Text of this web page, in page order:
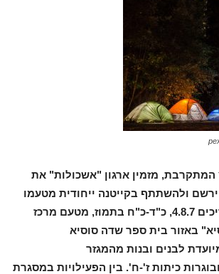
מזמין ארגון "אשכולות" את
ולהשתתף בקייטנה ייחודית מטעמו
התתקיים בין התאריכים 4.8.7, כ"ד-כ"ח בתמוז, מטעם מרכז
באזור בית ספר שדה סוסיא
לבנים ובנות מהמגזר
כיתות ז'-ח'. בין הפעילויות במסגרת